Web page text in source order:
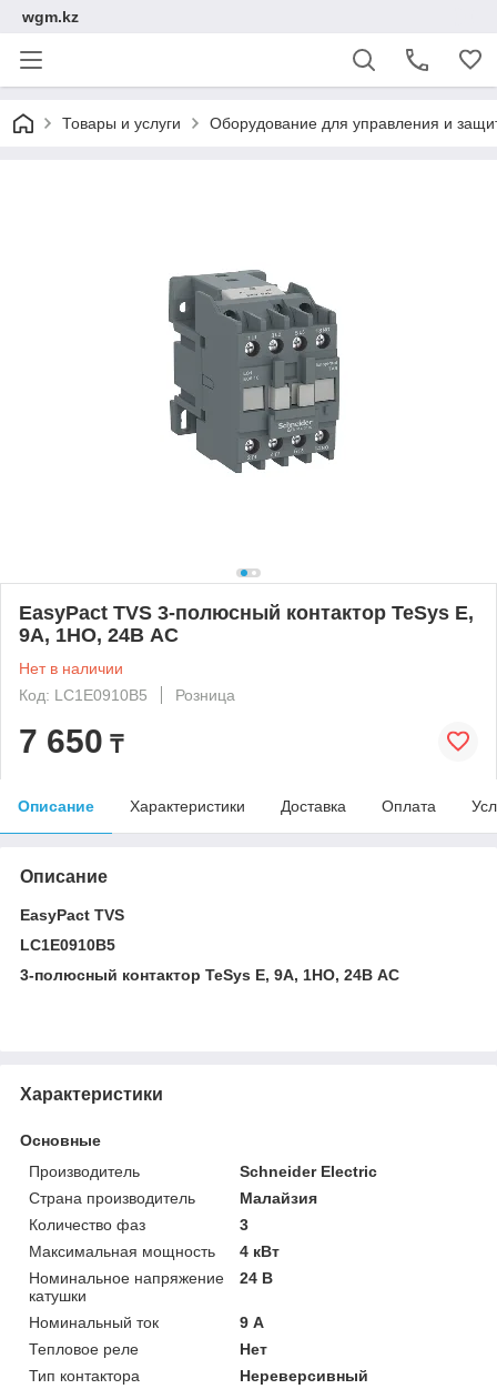
wgm.kz
Товары и услуги Оборудование для управления и
EasyPact TVS 3-полюсный контактор TeSys E,
9А, 1НО, 24В АС
Нет в наличии
Код: LC1E0910B5
Розница
7 650 ₸
Описание Характеристики Доставка Оплата
Описание
EasyPact TVS
LC1E0910B5
3-полюсный контактор TeSys E, 9А, 1НО, 24В АС
Характеристики
Основные
Производитель
Schneider Electric
Страна производитель
Малайзия
Количество фаз
3
Максимальная мощность
4 кВт
Номинальное напряжение
катушки
24 В
Номинальный ток
9 А
Тепловое реле
Нет
Тип контактора
Нереверсивный